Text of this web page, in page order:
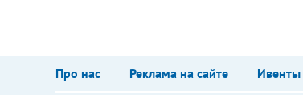
Про нас Реклама на сайте Ивенты